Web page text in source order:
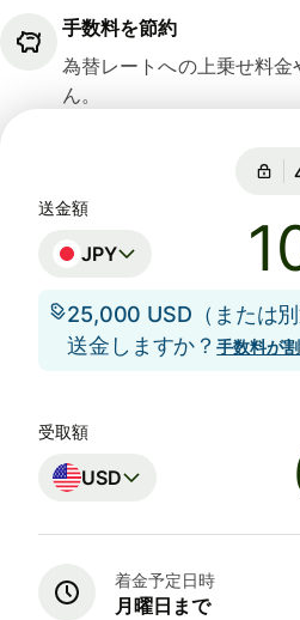
手数料を節約
為替レートへの上乗せ料
ん。
送金額
JPY
25,000 USD（または
送金しますか？手数料が
受取額
USD
着金予定日時
月曜日まで